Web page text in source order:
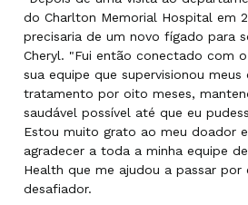
do Charlton Memorial Hospital em
precisaria de um novo fígado para
Cheryl. "Fui então conectado com
sua equipe que supervisionou meus
tratamento por oito meses,
saudável possível até que eu
Estou muito grato ao meu doador
agradecer a toda a minha equipe
Health que me ajudou a passar por
desafiador.